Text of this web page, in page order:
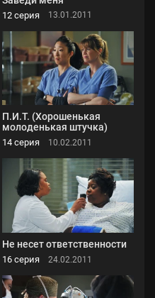
12 серия 13.01.2011
П.И.Т. (Хорошенькая
молоденькая штучка)
14 серия 10.02.2011
Не несет ответственности
16 серия 24.02.2011